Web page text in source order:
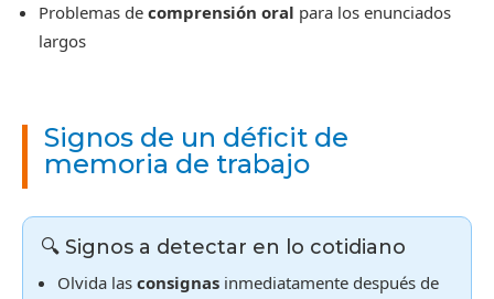
Problemas de comprensión oral para los enunciados
largos
Signos de un déficit de
memoria de trabajo
🔍 Signos a detectar en lo cotidiano
Olvida las consignas inmediatamente después de